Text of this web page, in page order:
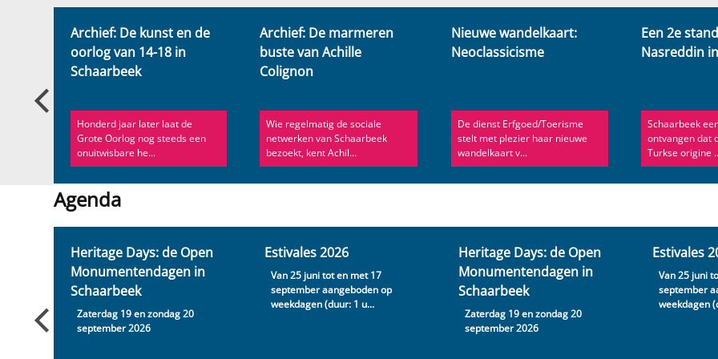
Archief: De kunst en de
oorlog van 14-18 in
Schaarbeek
Honderd jaar later laat de
Grote Oorlog nog steeds een
onuitwisbare he...
Archief: De marmeren
buste van Achille
Colignon
Wie regelmatig de sociale
netwerken van Schaarbeek
bezoekt, kent Achil...
Nieuwe wandelkaart:
Neoclassicisme
De dienst Erfgoed/Toerisme
stelt met plezier haar nieuwe
wandelkaart v...
Een 2e
Nasreddin
Schaarbeek
ontvangen dat
Turkse origine
Agenda
Agenda
Heritage Days: de Open
Monumentendagen in
Schaarbeek
Zaterdag 19 en zondag 20
september 2026
Estivales 2026
Van 25 juni tot en met 17
september aangeboden op
weekdagen (duur: 1 u...
Heritage Days: de Open
Monumentendagen in
Schaarbeek
Zaterdag 19 en zondag 20
september 2026
Estivales
Van 25 juni
september
weekdagen